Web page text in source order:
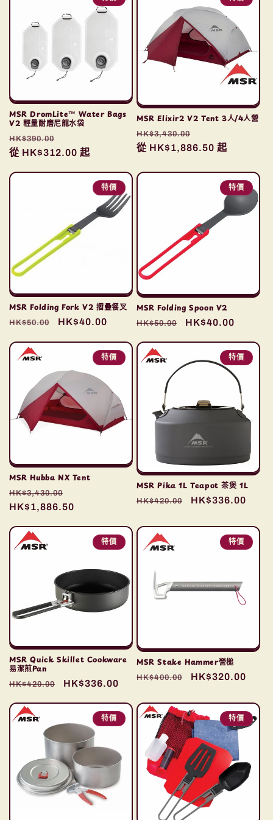
MSR DromLite™ Water Bags
V2 輕量耐磨尼龍水袋
定
價
HK$390.00
價
從 HK$312.00 起
MSR Elixir2 V2 Tent 3人/4人營
定
價
HK$3,430.00
價
從 HK$1,886.50 起
特價
MSR Folding Fork V2 摺疊餐叉
定
HK$50.00
售
HK$40.00
特價
MSR Folding Spoon V2
定
HK$50.00
售
HK$40.00
特價
MSR Hubba NX Tent
定
價
HK$3,430.00
價
HK$1,886.50
特價
MSR Pika 1L Teapot 茶煲 1L
定
HK$420.00
售
HK$336.00
特價
MSR Quick Skillet Cookware
易潔煎Pan
定
HK$420.00
售
HK$336.00
特價
MSR Stake Hammer營槌
定
HK$400.00
售
HK$320.00
特價 特價